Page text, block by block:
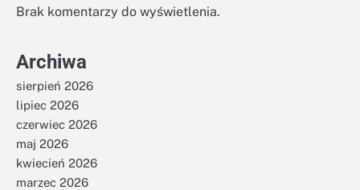
Brak komentarzy do wyświetlenia.
Archiwa
sierpień 2026
lipiec 2026
czerwiec 2026
maj 2026
kwiecień 2026
marzec 2026